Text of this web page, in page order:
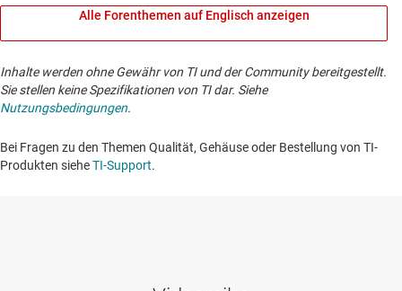
Alle Forenthemen auf Englisch anzeigen
Inhalte werden ohne Gewähr von TI und der Community bereitgestellt.
Sie stellen keine Spezifikationen von TI dar. Siehe
Nutzungsbedingungen.
Bei Fragen zu den Themen Qualität, Gehäuse oder Bestellung von TI-
Produkten sieheTI-Support. ​​​​​​​​​​​​​​